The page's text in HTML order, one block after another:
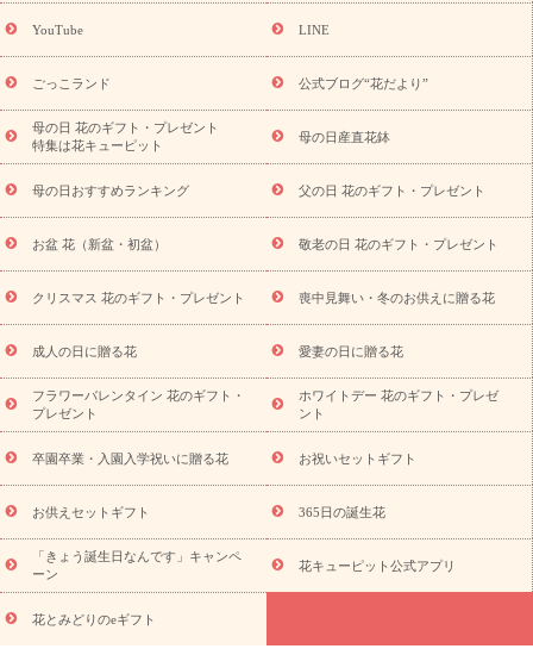
(トルコキキョウ)
9月の誕生花(リンドウ)
ら探す
お祝いの花特集 当日配達特急便 お祝い商品一覧
念日
結婚祝い 出産祝い 退院祝い・快気祝い
寿祝い
プチギフト ペットのお祝いフラワー
供え・お悔やみ商品一覧
お供え・お悔やみの花
四十九日法要以
お供え プリザーブドフラワー
ペットのお供えフラワー
お盆（新
盆・初盆）
その他 お祝い返し お見舞い
お取り寄せギフト
ビジネス用
ご自宅用 観葉植物 ミディ胡蝶蘭
プリザーブ
ドフラワー
スタイルから探す アレンジメント 花束
スタ
ンド花
お祝い お供え・お悔やみ 胡蝶蘭 胡蝶蘭・花鉢
ディ胡蝶蘭・お祝い
ミディ胡蝶蘭・お供え
世界初の青色胡蝶蘭
観葉植物
観葉植物 産直多肉植物
プリザーブドフラワー
お祝い
お供え・お悔やみ 花とセットギフト
セミオーダー
プチギフト（hanamore -ハナモア-）
花とみどりのeギフト
キューピットのeGfit
カラー ピンク イエローオレンジ
レッ
ド
お花の種類 トルコキキョウ
お祝い お祝い・3000円～ お祝い・4000円～
お祝い・
5000円～
お祝い・7000円～ お祝い・ 10000円～
お供え・お
悔やみ
円～
お供え・お悔やみ・
読み物
YouTube LINE
ごっこランド 公式ブログ“花だより”
母の日 花のギフト・プレゼント
特集は花キューピット
母の日産直花鉢
母の日おすすめランキング 父の日 花のギフト・プレゼント
お盆 花（新盆・初盆） 敬老の日 花のギフト・プレゼント
クリスマス 花のギフト・プレゼント 喪中見舞い・冬のお供えに贈る花
成人の日に贈る花 愛妻の日に贈る花
フラワーバレンタイン 花のギフト・
プレゼント
ホワイトデー 花のギフト・プレゼ
ント
卒園卒業・入園入学祝いに贈る花 お祝いセットギフト
お供えセットギフト 365日の誕生花
「きょう誕生日なんです」キャンペ
ーン
花キューピット公式アプリ
花とみどりのeギフト